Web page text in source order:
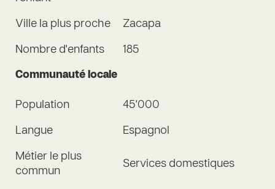
Ville la plus proche Zacapa
Nombre d'enfants 185
Communauté locale
Population 45'000
Langue Espagnol
Métier le plus
commun
Services domestiques